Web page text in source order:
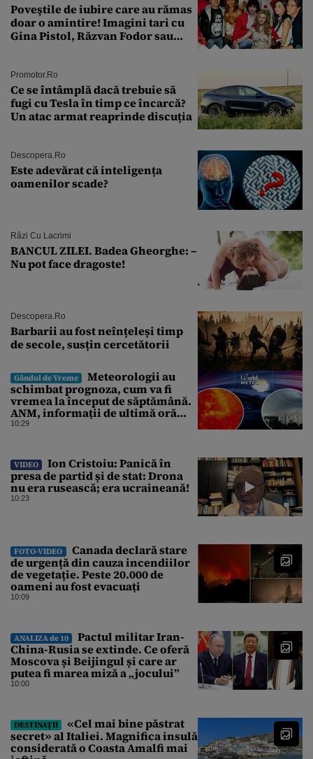
Poveştile de iubire care au rămas
doar o amintire! Imagini tari cu
Gina Pistol, Răzvan Fodor sau
Promotor.ro
Ce se întâmplă dacă trebuie să
fugi cu Tesla în timp ce încarcă?
Un atac armat reaprinde discuția
Descopera.ro
Este adevărat că inteligența
oamenilor scade?
Râzi Cu Lacrimi
BANCUL ZILEI. Badea Gheorghe: –
Nu pot face dragoste!
Descopera.ro
Barbarii au fost neînțeleși timp
de secole, susțin cercetătorii
Gândul de Vreme
Meteorologii au
schimbat prognoza, cum va fi
vremea la început de săptămână.
ANM, informații de ultimă oră
pentru Gândul
10:29
VIDEO
Ion Cristoiu: Panică în
presa de partid și de stat: Drona
nu era rusească; era ucraineană!
10:23
FOTO-VIDEO
Canada declară stare
de urgență din cauza incendiilor
de vegetație. Peste 20.000 de
oameni au fost evacuați
10:09
ANALIZA de 10
Pactul militar Iran-
China-Rusia se extinde. Ce oferă
Moscova și Beijingul și care ar
putea fi marea miză a „jocului”
10:00
DESTINAȚII
«Cel mai bine păstrat
secret» al Italiei. Magnifica insulă
considerată o Coasta Amalfi mai